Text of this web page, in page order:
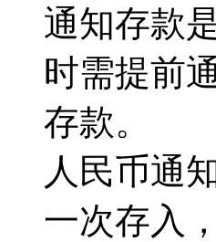
通知存款
时需提前
存款。
人民币通
一次存入